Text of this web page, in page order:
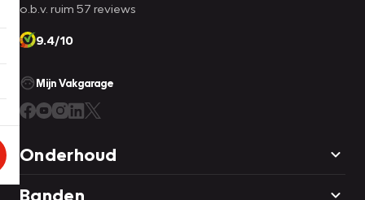
o.b.v. ruim 57 reviews
9.4/10
Mijn Vakgarage
Onderhoud
Banden